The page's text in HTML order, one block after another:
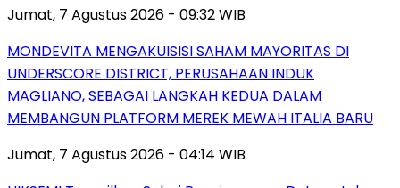
Jumat, 7 Agustus 2026 - 09:32 WIB
MONDEVITA MENGAKUISISI SAHAM MAYORITAS DI
UNDERSCORE DISTRICT, PERUSAHAAN INDUK
MAGLIANO, SEBAGAI LANGKAH KEDUA DALAM
MEMBANGUN PLATFORM MEREK MEWAH ITALIA BARU
Jumat, 7 Agustus 2026 - 04:14 WIB